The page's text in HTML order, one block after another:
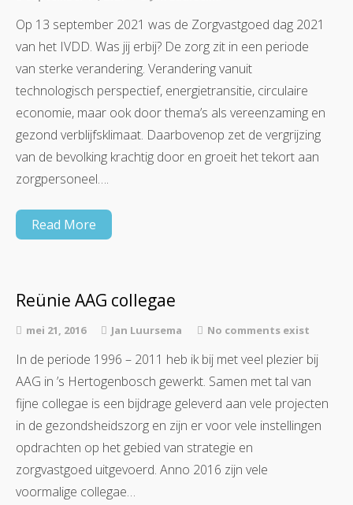
Op 13 september 2021 was de Zorgvastgoed dag 2021
van het IVDD. Was jij erbij? De zorg zit in een periode
van sterke verandering. Verandering vanuit
technologisch perspectief, energietransitie, circulaire
economie, maar ook door thema’s als vereenzaming en
gezond verblijfsklimaat. Daarbovenop zet de vergrijzing
van de bevolking krachtig door en groeit het tekort aan
zorgpersoneel….
Read More
Reünie AAG collegae
mei 21, 2016 Jan Luursema No comments exist
In de periode 1996 – 2011 heb ik bij met veel plezier bij
AAG in ’s Hertogenbosch gewerkt. Samen met tal van
fijne collegae is een bijdrage geleverd aan vele projecten
in de gezondsheidszorg en zijn er voor vele instellingen
opdrachten op het gebied van strategie en
zorgvastgoed uitgevoerd. Anno 2016 zijn vele
voormalige collegae…